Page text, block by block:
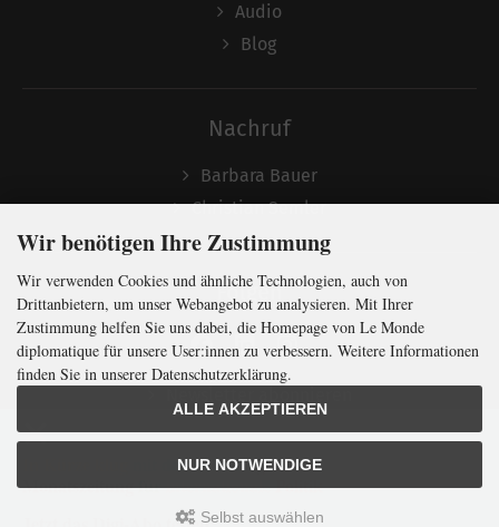
mit der weltweitgrößten
MonatszeitungfürinternationalePolitik
Audio
Blog
Nachruf
Barbara Bauer
Christian Semler
Folgen
LMd © 2026 | Template © 2009-2026 bymodified eCommerce Shopsoftware
Wir benötigen Ihre Zustimmung
Wir verwenden Cookies und ähnliche Technologien, auch von
Drittanbietern, um unser Webangebot zu analysieren. Mit Ihrer
Zustimmung helfen Sie uns dabei, die Homepage von Le Monde
diplomatique für unsere User:innen zu verbessern. Weitere Informationen
finden Sie in unserer Datenschutzerklärung.
ALLE AKZEPTIEREN
NUR NOTWENDIGE
Selbst auswählen